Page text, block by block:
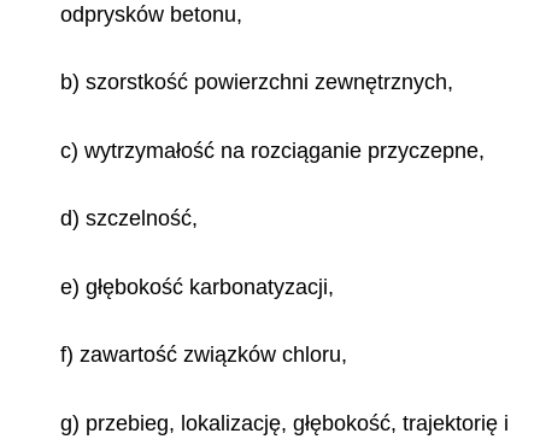
odprysków betonu,
b) szorstkość powierzchni zewnętrznych,
c) wytrzymałość na rozciąganie przyczepne,
d) szczelność,
e) głębokość karbonatyzacji,
f) zawartość związków chloru,
g) przebieg, lokalizację, głębokość, trajektorię i